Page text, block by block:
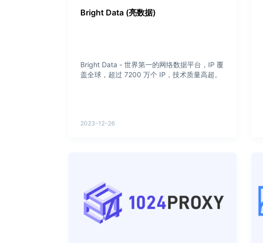
Bright Data (亮数据)
Bright Data - 世界第一的网络数据平台，IP 覆
盖全球，超过 7200 万个 IP，技术质量高超。
2023-12-26